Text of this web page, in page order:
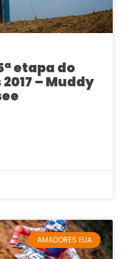
etapa do
– Muddy
AMADORES EUA